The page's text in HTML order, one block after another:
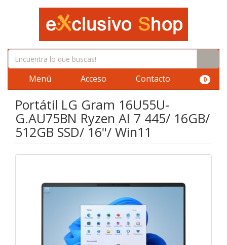
Menú Acceso Contacto 0
Portátil LG Gram 16U55U-
G.AU75BN Ryzen AI 7 445/ 16GB/
512GB SSD/ 16"/ Win11